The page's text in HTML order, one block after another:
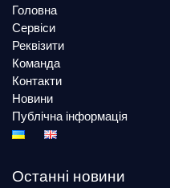
Головна
Сервіси
Реквізити
Команда
Контакти
Новини
Публічна інформація
Останні новини